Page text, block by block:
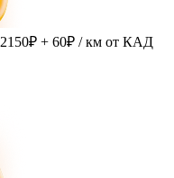
2150₽ + 60₽ / км от КАД